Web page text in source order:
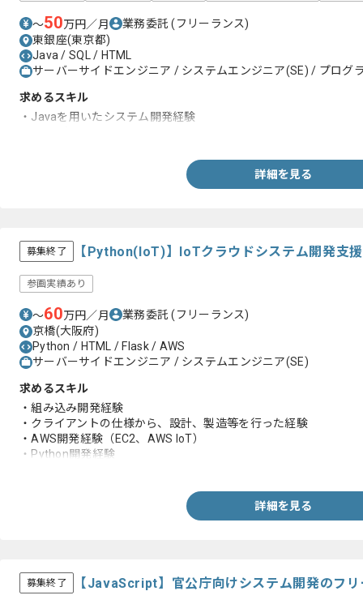
〜50万円／月 業務委託(フリーランス)
東銀座(東京都)
Java / SQL / HTML
サーバーサイドエンジニア / システムエンジニア(SE) / プログ
求めるスキル
・Javaを用いたシステム開発経験
詳細を見る
募集終了 【Python(IoT)】IoTクラウドシステム開発支
参画実績あり
〜60万円／月 業務委託(フリーランス)
京橋(大阪府)
Python / HTML / Flask / AWS
サーバーサイドエンジニア / システムエンジニア(SE)
求めるスキル
・組み込み開発経験
・クライアントの仕様から、設計、製造等を行った経験
・AWS開発経験（EC2、AWS IoT）
・Python開発経験
詳細を見る
募集終了 【JavaScript】官公庁向けシステム開発のフ